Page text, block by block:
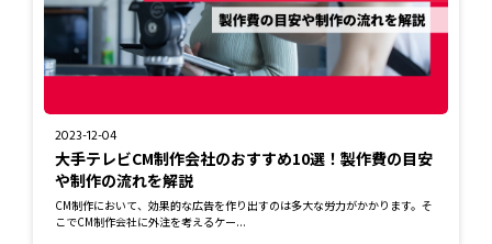
2023-12-04
大手テレビCM制作会社のおすすめ10選！製作費の目安
や制作の流れを解説
CM制作において、効果的な広告を作り出すのは多大な労力がかかります。そ
こでCM制作会社に外注を考えるケー...